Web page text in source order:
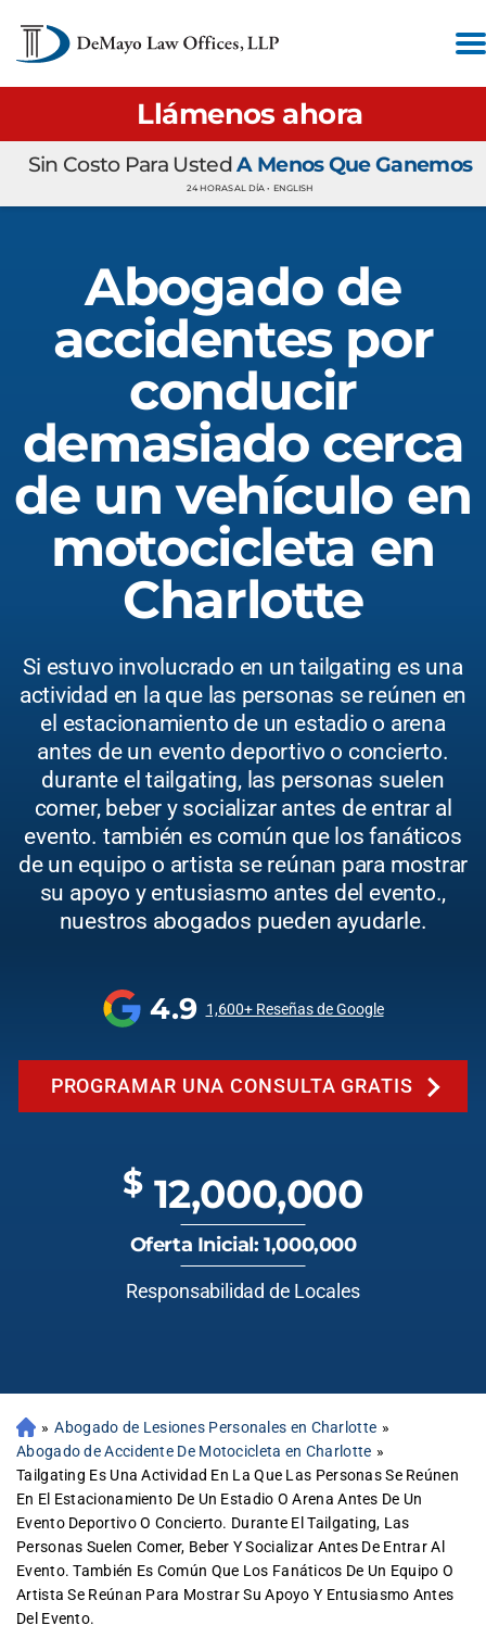
Llámenos ahora
Sin Costo Para UstedA Menos Que Ganemos
24 HORAS AL DÍA • ENGLISH
Abogado de
accidentes por
conducir
demasiado cerca
de un vehículo en
motocicleta en
Charlotte
Si estuvo involucrado en un tailgating es una
actividad en la que las personas se reúnen en
el estacionamiento de un estadio o arena
antes de un evento deportivo o concierto.
durante el tailgating, las personas suelen
comer, beber y socializar antes de entrar al
evento. también es común que los fanáticos
de un equipo o artista se reúnan para mostrar
su apoyo y entusiasmo antes del evento.,
nuestros abogados pueden ayudarle.
4.9 1,600+ Reseñas de Google
PROGRAMAR UNA CONSULTA GRATIS
$ 12,000,000
Oferta Inicial: 1,000,000
Responsabilidad de Locales
» Abogado de Lesiones Personales en Charlotte »
Abogado de Accidente De Motocicleta en Charlotte »
Tailgating Es Una Actividad En La Que Las Personas Se Reúnen
En El Estacionamiento De Un Estadio O Arena Antes De Un
Evento Deportivo O Concierto. Durante El Tailgating, Las
Personas Suelen Comer, Beber Y Socializar Antes De Entrar Al
Evento. También Es Común Que Los Fanáticos De Un Equipo O
Artista Se Reúnan Para Mostrar Su Apoyo Y Entusiasmo Antes
Del Evento.